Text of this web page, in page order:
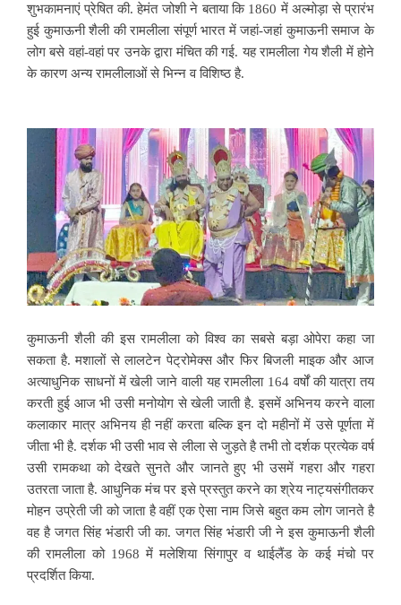
शुभकामनाएं प्रेषित की. हेमंत जोशी ने बताया कि 1860 में अल्मोड़ा से प्रारंभ
हुई कुमाऊनी शैली की रामलीला संपूर्ण भारत में जहां-जहां कुमाऊनी समाज के
लोग बसे वहां-वहां पर उनके द्वारा मंचित की गई. यह रामलीला गेय शैली में होने
के कारण अन्य रामलीलाओं से भिन्न व विशिष्ठ है.
कुमाऊनी शैली की इस रामलीला को विश्व का सबसे बड़ा ओपेरा कहा जा
सकता है. मशालों से लालटेन पेट्रोमेक्स और फिर बिजली माइक और आज
अत्याधुनिक साधनों में खेली जाने वाली यह रामलीला 164 वर्षों की यात्रा तय
करती हुई आज भी उसी मनोयोग से खेली जाती है. इसमें अभिनय करने वाला
कलाकार मात्र अभिनय ही नहीं करता बल्कि इन दो महीनों में उसे पूर्णता में
जीता भी है. दर्शक भी उसी भाव से लीला से जुड़ते है तभी तो दर्शक प्रत्येक वर्ष
उसी रामकथा को देखते सुनते और जानते हुए भी उसमें गहरा और गहरा
उतरता जाता है. आधुनिक मंच पर इसे प्रस्तुत करने का श्रेय नाट्यसंगीतकर
मोहन उप्रेती जी को जाता है वहीं एक ऐसा नाम जिसे बहुत कम लोग जानते है
वह है जगत सिंह भंडारी जी का. जगत सिंह भंडारी जी ने इस कुमाऊनी शैली
की रामलीला को 1968 में मलेशिया सिंगापुर व थाईलैंड के कई मंचो पर
प्रदर्शित किया.